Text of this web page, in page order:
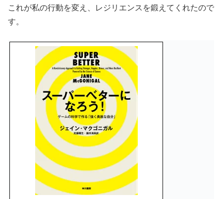
これが私の行動を変え、レジリエンスを鍛えてくれたので
す。